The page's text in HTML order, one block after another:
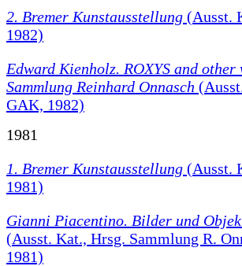
2. Bremer Kunstausstellung (Ausst.
1982)
Edward Kienholz. ROXYS and other
Sammlung Reinhard Onnasch
GAK, 1982)
1981
1. Bremer Kunstausstellung (Ausst.
1981)
Gianni Piacentino. Bilder und
(Ausst. Kat., Hrsg. Sammlung R.
1981)